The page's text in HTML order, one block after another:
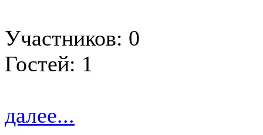
Участников: 0
Гостей: 1
далее...